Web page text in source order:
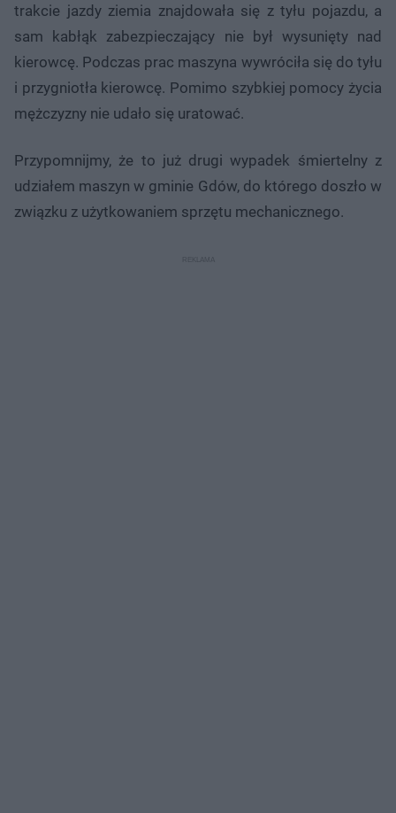
trakcie jazdy ziemia znajdowała się z tyłu pojazdu, a
sam kabłąk zabezpieczający nie był wysunięty nad
kierowcę. Podczas prac maszyna wywróciła się do tyłu
i przygniotła kierowcę. Pomimo szybkiej pomocy życia
mężczyzny nie udało się uratować.
Przypomnijmy, że to już drugi wypadek śmiertelny z
udziałem maszyn w gminie Gdów, do którego doszło w
związku z użytkowaniem sprzętu mechanicznego.